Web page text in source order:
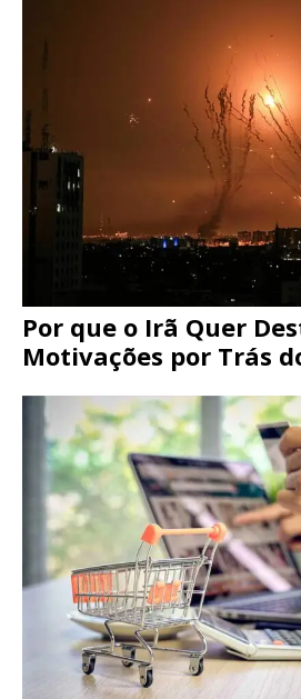
Por que o Irã Quer
Motivações por Trás